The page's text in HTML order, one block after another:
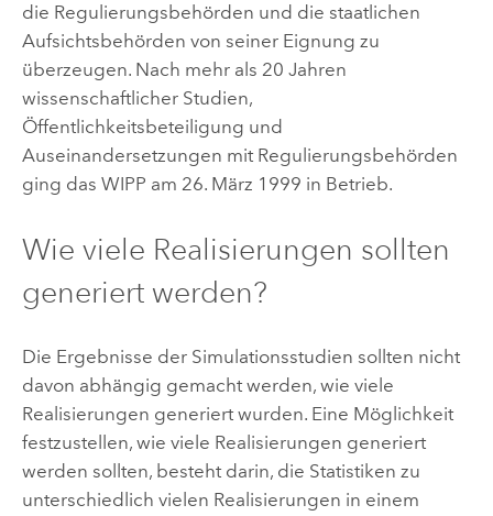
die Regulierungsbehörden und die staatlichen
Aufsichtsbehörden von seiner Eignung zu
überzeugen. Nach mehr als 20 Jahren
wissenschaftlicher Studien,
Öffentlichkeitsbeteiligung und
Auseinandersetzungen mit Regulierungsbehörden
ging das WIPP am 26. März 1999 in Betrieb.
Wie viele Realisierungen sollten
generiert werden?
Die Ergebnisse der Simulationsstudien sollten nicht
davon abhängig gemacht werden, wie viele
Realisierungen generiert wurden. Eine Möglichkeit
festzustellen, wie viele Realisierungen generiert
werden sollten, besteht darin, die Statistiken zu
unterschiedlich vielen Realisierungen in einem